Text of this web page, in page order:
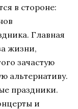
в стороне:
Главная
жизни,
зачастую
альтернативу.
праздники.
и